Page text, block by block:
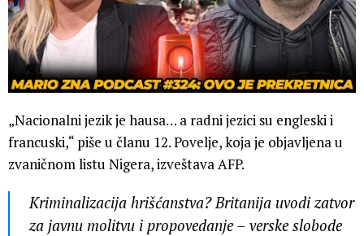
„Nacionalni jezik je hausa… a radni jezici su engleski i
francuski,“ piše u članu 12. Povelje, koja je objavljena u
zvaničnom listu Nigera, izveštava AFP.
Kriminalizacija hrišćanstva? Britanija uvodi zatvor
za javnu molitvu i propovedanje – verske slobode